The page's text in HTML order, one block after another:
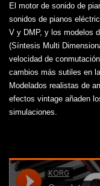
El motor de sonido de
sonidos de pianos
V y DMP, y los modelos
(Síntesis Multi
velocidad de
cambios más sutiles en
Modelados realistas de
efectos vintage añaden
simulaciones.